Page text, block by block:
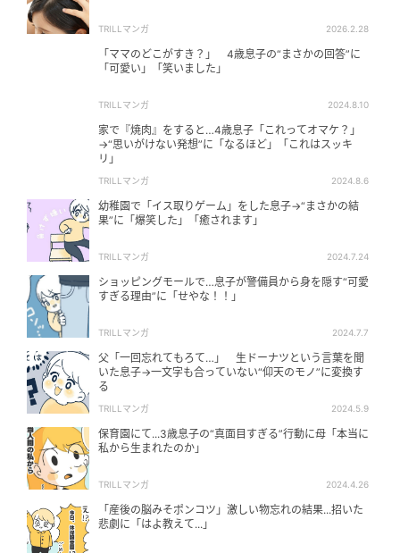
TRILLマンガ 2026.2.28
「ママのどこがすき？」 4歳息子の“まさかの回答”に
「可愛い」「笑いました」
TRILLマンガ 2024.8.10
家で『焼肉』をすると…4歳息子「これってオマケ？」
→“思いがけない発想”に「なるほど」「これはスッキ
リ」
TRILLマンガ 2024.8.6
幼稚園で「イス取りゲーム」をした息子→“まさかの結
果”に「爆笑した」「癒されます」
TRILLマンガ 2024.7.24
ショッピングモールで…息子が警備員から身を隠す“可愛
すぎる理由”に「せやな！！」
TRILLマンガ 2024.7.7
父「一回忘れてもろて…」 生ドーナツという言葉を聞
いた息子→一文字も合っていない“仰天のモノ”に変換す
る
TRILLマンガ 2024.5.9
保育園にて...3歳息子の“真面目すぎる”行動に母「本当に
私から生まれたのか」
TRILLマンガ 2024.4.26
「産後の脳みそポンコツ」激しい物忘れの結果...招いた
悲劇に「はよ教えて...」